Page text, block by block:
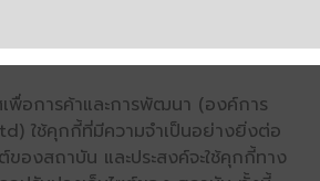
เพื่อการค้าและการพัฒนา (องค์การ
ใช้คุกกี้ที่มีความจำเป็นอย่างยิ่งต่อ
ของสถาบัน และประสงค์จะใช้คุกกี้ทาง